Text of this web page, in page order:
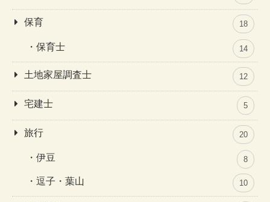
保育 18
保育士 14
土地家屋調査士 12
宅建士 5
旅行 20
伊豆 8
逗子・葉山 10